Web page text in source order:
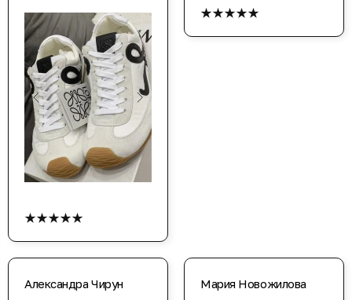
★★★★★
★★★★★
Александра Чирун Мария Новожилова